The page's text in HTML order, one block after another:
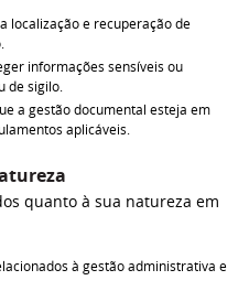
localização e recuperação de
informações sensíveis ou
de sigilo.
a gestão documental esteja em
aplicáveis.
quanto à sua natureza em
à gestão administrativa e